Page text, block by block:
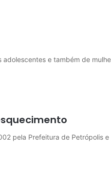
e também de
pela Prefeitura de Petrópolis